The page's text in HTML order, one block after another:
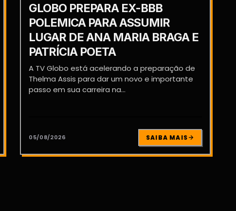
GLOBO PREPARA EX-BBB
POLEMICA PARA ASSUMIR
LUGAR DE ANA MARIA BRAGA E
PATRÍCIA POETA
A TV Globo está acelerando a preparação de
Thelma Assis para dar um novo e importante
passo em sua carreira na...
05/08/2026 SAIBA MAIS